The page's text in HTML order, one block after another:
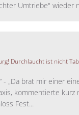
Umtriebe" wieder
Durchlaucht ist nicht
„Da brat mir einer
kommentierte kurz
Fest...